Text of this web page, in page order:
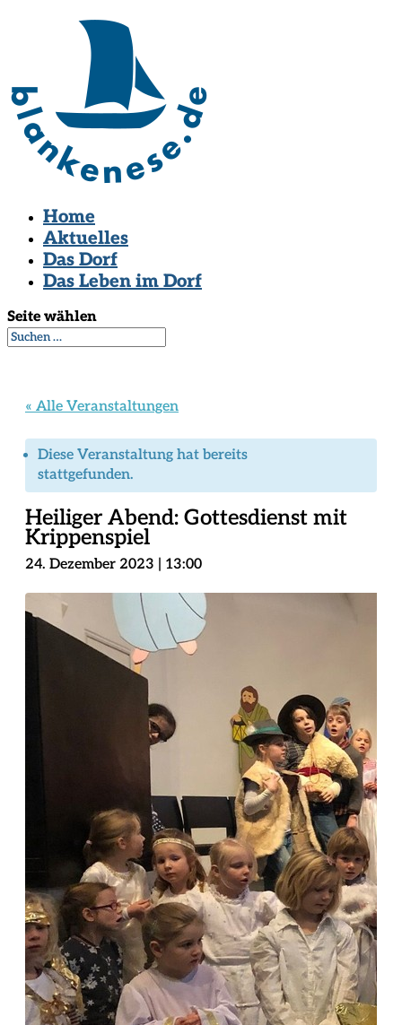
Home
Aktuelles
Das Dorf
Das Leben im Dorf
Seite wählen
« Alle Veranstaltungen
Diese Veranstaltung hat bereits
stattgefunden.
Heiliger Abend: Gottesdienst mit
Krippenspiel
24. Dezember 2023 | 13:00